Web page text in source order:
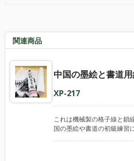
関連商品
中国の墨絵と書道
XP-217
これは機械製の格子線と鎖
国の墨絵や書道の初級練習